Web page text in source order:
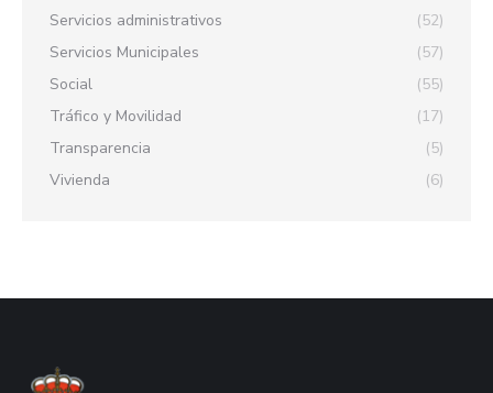
Servicios administrativos
(52)
Servicios Municipales
(57)
Social
(55)
Tráfico y Movilidad
(17)
Transparencia
(5)
Vivienda
(6)